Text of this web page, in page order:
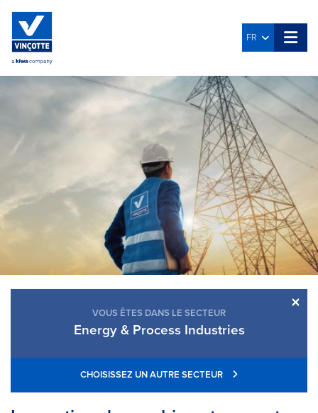
FR
×
VOUS ÊTES DANS LE SECTEUR
Energy & Process Industries
CHOISISSEZ UN AUTRE SECTEUR